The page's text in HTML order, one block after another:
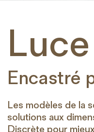
Encastré
Les modèles de la
solutions aux
Discrète pour